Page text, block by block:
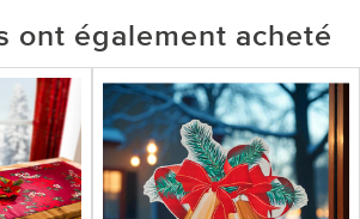
ont également acheté